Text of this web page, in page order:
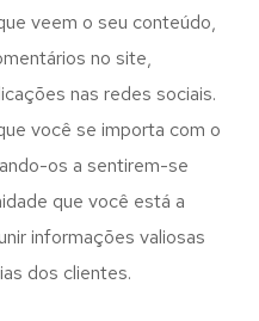
veem o seu conteúdo,
no site,
nas redes sociais.
você se importa com o
os a sentirem-se
que você está a
informações valiosas
dos clientes.